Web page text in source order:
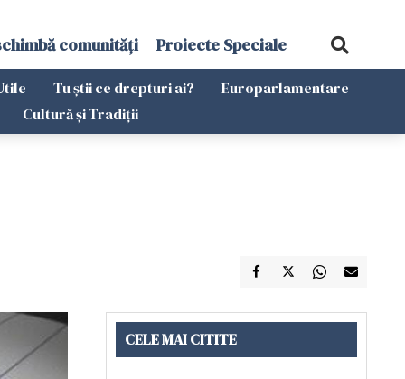
comunități Proiecte Speciale
Tu știi ce drepturi ai?
Europarlamentare
Cultură și Tradiții
CELE MAI CITITE